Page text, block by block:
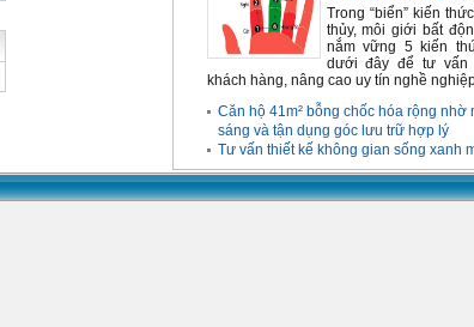
Trong “biển” kiến
thủy, môi giới bất
nắm vững 5 kiến
dưới đây để tư vấn
khách hàng, nâng cao uy tín nghề
Căn hộ 41m² bỗng chốc hóa rộng nhờ
sáng và tận dụng góc lưu trữ hợp lý
Tư vấn thiết kế không gian sống xanh